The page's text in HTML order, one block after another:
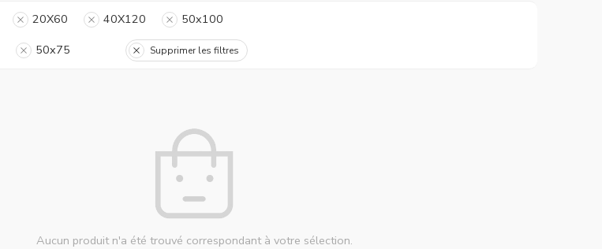
20X60 40X120
50x100
50x75 Supprimer les filtres
Aucun produit n'a été trouvé correspondant à votre sélection.